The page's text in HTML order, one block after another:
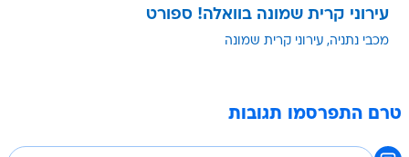
עירוני קרית שמונה בוואלה! ספורט
מכבי נתניה עירוני קרית שמונה
טרם התפרסמו תגובות